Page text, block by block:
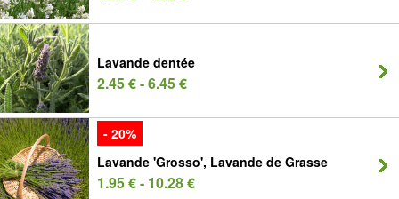
Lavande dentée
2.45 € - 6.45 €
- 20%
Lavande 'Grosso', Lavande de Grasse
1.95 € - 10.28 €